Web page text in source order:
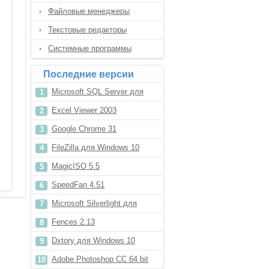
Файловые менеджеры
Текстовые редакторы
Системные программы
Последние версии
Microsoft SQL Server для
Windows 10
Excel Viewer 2003
Google Chrome 31
FileZilla для Windows 10
MagicISO 5.5
SpeedFan 4.51
Microsoft Silverlight для
Windows XP
Fences 2.13
Dxtory для Windows 10
Adobe Photoshop CC 64 bit